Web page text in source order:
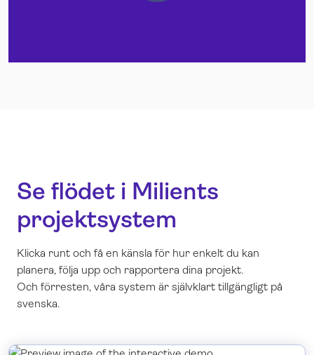
Se flödet i Milients
projektsystem
Klicka runt och få en känsla för hur enkelt du kan
planera, följa upp och rapportera dina projekt.
Och förresten, våra system är självklart tillgängligt på
svenska.